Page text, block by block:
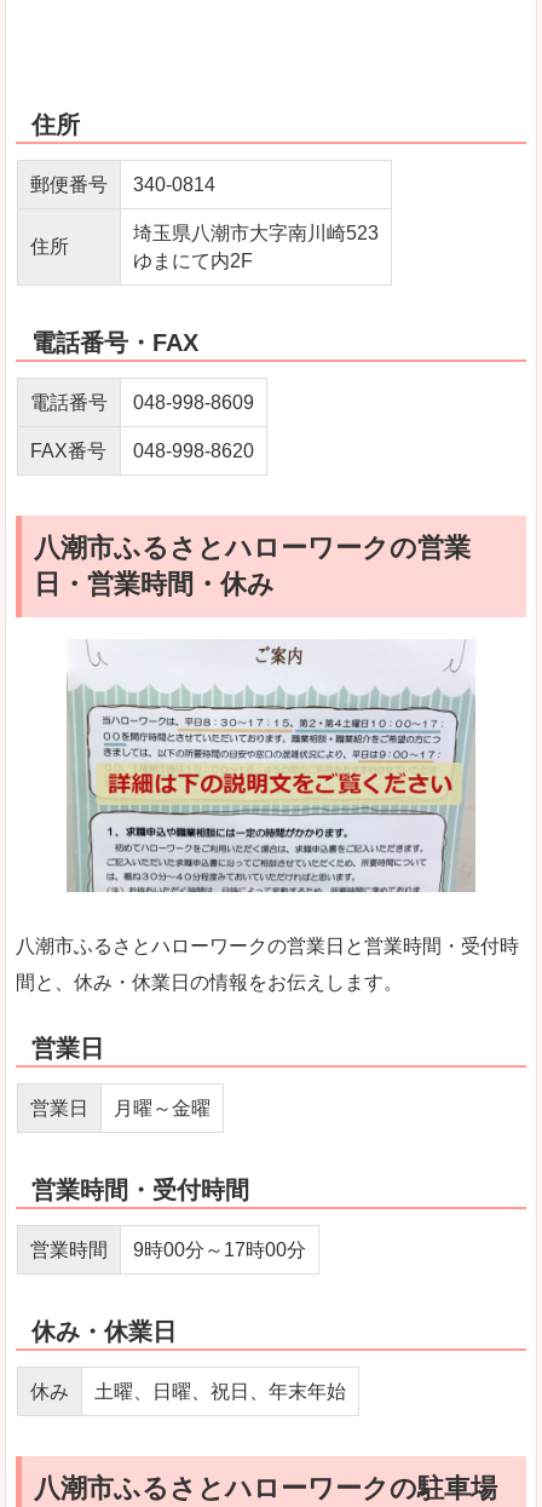
住所
郵便番号 340-0814
住所
埼玉県八潮市大字南川崎523
ゆまにて内2F
電話番号・FAX
電話番号 048-998-8609
FAX番号 048-998-8620
八潮市ふるさとハローワークの営業
日・営業時間・休み
八潮市ふるさとハローワークの営業日と営業時間・受付時
間と、休み・休業日の情報をお伝えします。
営業日
営業日 月曜～金曜
営業時間・受付時間
営業時間 9時00分～17時00分
休み・休業日
休み 土曜、日曜、祝日、年末年始
八潮市ふるさとハローワークの駐車場